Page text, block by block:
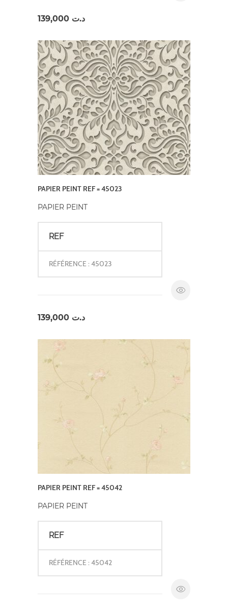
د.ت
PAPIER PEINT REF = 45023
PAPIER PEINT
REF
RÉFÉRENCE : 45023
د.ت
PAPIER PEINT REF = 45042
PAPIER PEINT
REF
RÉFÉRENCE : 45042